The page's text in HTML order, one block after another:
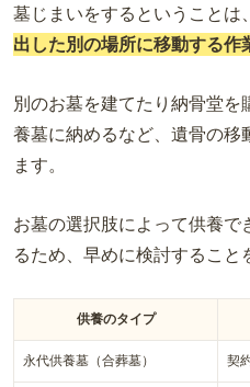
墓じまいをするということは、
出した別の場所に移動する作
別のお墓を建てたり納骨堂
養墓に納めるなど、遺骨の移
ます。
お墓の選択肢によって供養で
るため、早めに検討すること
供養のタイプ
永代供養墓（合葬墓） 契